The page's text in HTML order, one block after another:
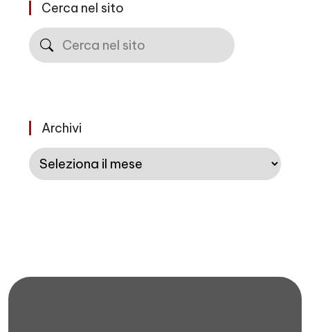
Cerca nel sito
Cerca
Archivi
Archivi